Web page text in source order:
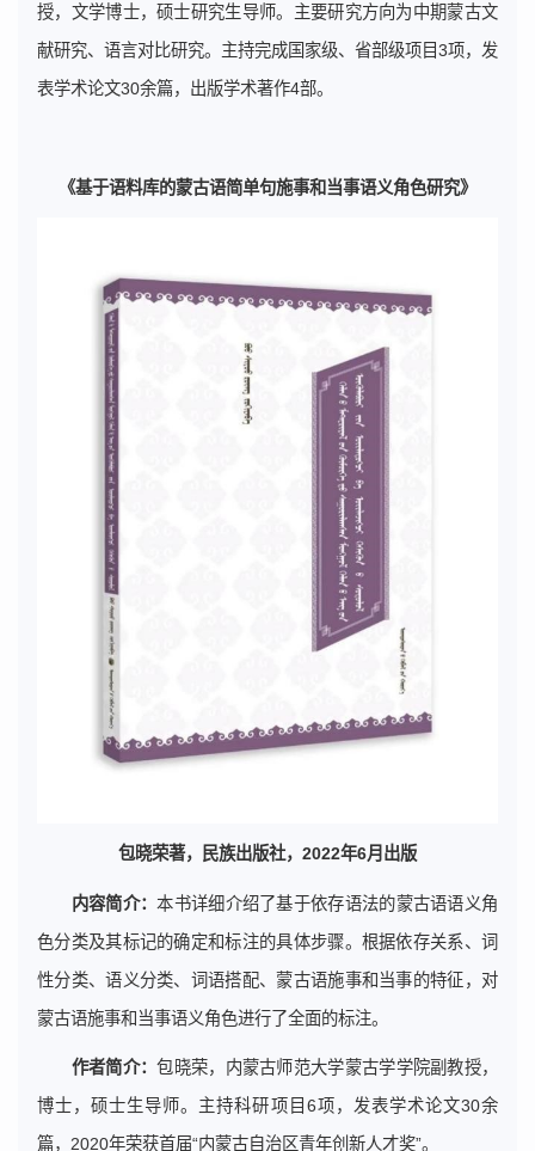
授，文学博士，硕士研究生导师。主要研究方向为中期蒙古文
献研究、语言对比研究。主持完成国家级、省部级项目3项，发
表学术论文30余篇，出版学术著作4部。
《基于语料库的蒙古语简单句施事和当事语义角色研究》
包晓荣著， 民族出版社，2022年6月出版
内容简介：本书详细介绍了基于依存语法的蒙古语语义角
色分类及其标记的确定和标注的具体步骤。根据依存关系、词
性分类、语义分类、词语搭配、蒙古语施事和当事的特征，对
蒙古语施事和当事语义角色进行了全面的标注。
作者简介：包晓荣，内蒙古师范大学蒙古学学院副教授，
博士，硕士生导师。主持科研项目6项，发表学术论文30余
篇，2020年荣获首届“内蒙古自治区青年创新人才奖”。